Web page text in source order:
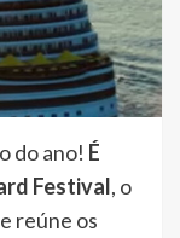
do ano! É
Festival, o
reúne os